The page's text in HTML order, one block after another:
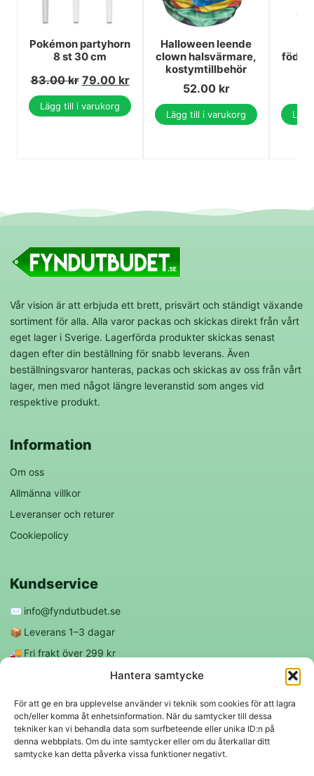
Hantera samtycke
För att ge en bra upplevelse använder vi teknik som cookies för att lagra
och/eller komma åt enhetsinformation. När du samtycker till dessa
tekniker kan vi behandla data som surfbeteende eller unika ID:n på
denna webbplats. Om du inte samtycker eller om du återkallar ditt
samtycke kan detta påverka vissa funktioner negativt.
Pokémon partyhorn
8 st 30 cm
83.00kr 79.00 kr
Lägg till i varukorg
Halloween leende
clown halsvärmare,
kostymtillbehör
52.00 kr
Lägg till i varukorg
Vår vision är att erbjuda ett brett, prisvärt och ständigt växande
sortiment för alla. Alla varor packas och skickas direkt från vårt
eget lager i Sverige. Lagerförda produkter skickas senast
dagen efter din beställning för snabb leverans. Även
beställningsvaror hanteras, packas och skickas av oss från vårt
lager, men med något längre leveranstid som anges vid
respektive produkt.
Information
Om oss
Allmänna villkor
Leveranser och returer
Cookiepolicy
Kundservice
✉️ info@fyndutbudet.se
📦 Leverans 1–3 dagar
🚚 Fri frakt över 299 kr
Följ oss
f ◎